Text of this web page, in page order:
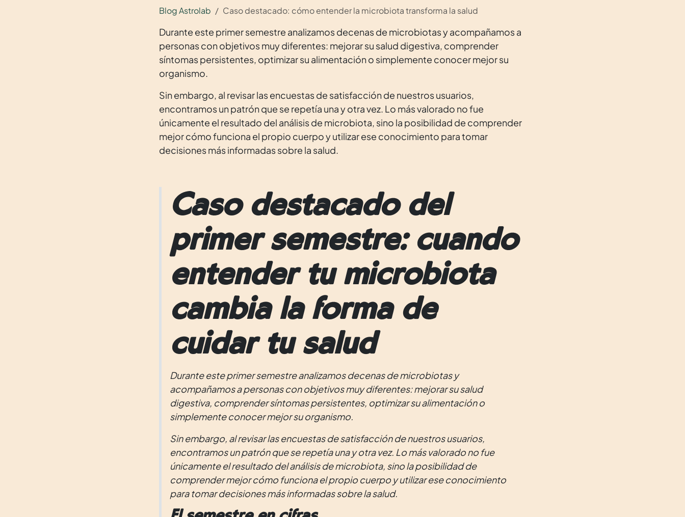
Blog Astrolab Caso destacado: cómo entender la microbiota transforma la salud
Durante este primer semestre analizamos decenas de microbiotas y acompañamos a
personas con objetivos muy diferentes: mejorar su salud digestiva, comprender
síntomas persistentes, optimizar su alimentación o simplemente conocer mejor su
organismo.
Sin embargo, al revisar las encuestas de satisfacción de nuestros usuarios,
encontramos un patrón que se repetía una y otra vez. Lo más valorado no fue
únicamente el resultado del análisis de microbiota, sino la posibilidad de comprender
mejor cómo funciona el propio cuerpo y utilizar ese conocimiento para tomar
decisiones más informadas sobre la salud.
Caso destacado del
primer semestre: cuando
entender tu microbiota
cambia la forma de
cuidar tu salud
Durante este primer semestre analizamos decenas de microbiotas y
acompañamos a personas con objetivos muy diferentes: mejorar su salud
digestiva, comprender síntomas persistentes, optimizar su alimentación o
simplemente conocer mejor su organismo.
Sin embargo, al revisar las encuestas de satisfacción de nuestros usuarios,
encontramos un patrón que se repetía una y otra vez. Lo más valorado no fue
únicamente el resultado del análisis de microbiota, sino la posibilidad de
comprender mejor cómo funciona el propio cuerpo y utilizar ese conocimiento
para tomar decisiones más informadas sobre la salud.